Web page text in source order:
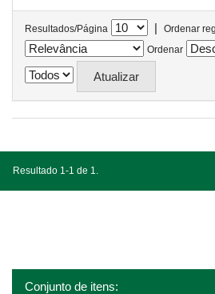
Resultados/Página |
Ordenar
Ordenar
Resultado 1-1 de 1.
Conjunto de itens: